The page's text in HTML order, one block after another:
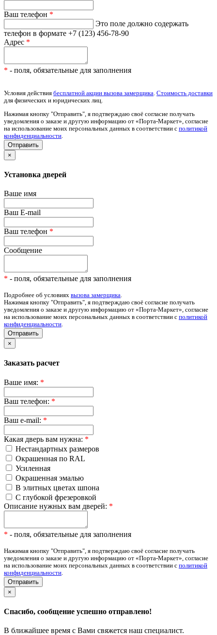
Ваш телефон *
Это поле должно содержать
телефон в формате +7 (123) 456-78-90
Адрес *
* - поля, обязательные для заполнения
Условия действия бесплатной акции вызова замерщика Стоимость доставки
для физических и юридических лиц.
Нажимая кнопку "Отправить", я подтверждаю своё согласие получать
уведомления о заказе и другую информацию от «Порта-Маркет», согласие
на использование моих персональных данных в соответствии с политикой
конфиденциальности
×
Установка дверей
Ваше имя
Ваш E-mail
Ваш телефон *
Сообщение
* - поля, обязательные для заполнения
Подробнее об условиях вызова замерщика.
Нажимая кнопку "Отправить", я подтверждаю своё согласие получать
уведомления о заказе и другую информацию от «Порта-Маркет», согласие
на использование моих персональных данных в соответствии с политикой
конфиденциальности.
Отправить
×
Заказать расчет
Ваше имя: *
Ваш телефон: *
Ваш e-mail: *
Какая дверь вам нужна: *
Нестандартных размеров
Окрашенная по RAL
Усиленная
Окрашенная эмалью
В элитных цветах шпона
С глубокой фрезеровкой
Описание нужных вам дверей: *
* - поля, обязательные для заполнения
Нажимая кнопку "Отправить", я подтверждаю своё согласие получать
уведомления о заказе и другую информацию от «Порта-Маркет», согласие
на использование моих персональных данных в соответствии с политикой
конфиденциальности
×
Спасибо, сообщение успешно отправлено!
В ближайшее время с Вами свяжется наш специалист.